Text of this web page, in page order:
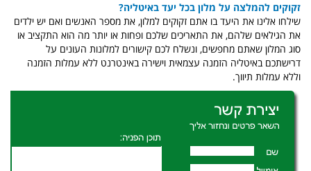
זקוקים להמלצה על מלון בכל יעד באיטליה?
שילחו אלינו את היעד בו אתם זקוקים למלון, את מספר האנשים ואם יש ילדים
את הגילאים שלהם, את התאריכים שלכם ופחות או יותר מה הוא התקציב או
סוג המלון שאתם מחפשים, ונשלח לכם קישורים למלונות העונים על
דרישתכם באיטליה הזמנה עצמאית וישירה באינטרנט ללא עמלות הזמנה
וללא עמלות תיווך.